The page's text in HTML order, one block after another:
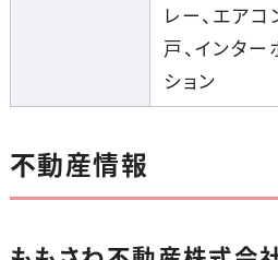
レー、エアコ
戸、インター
ション
不動産情報